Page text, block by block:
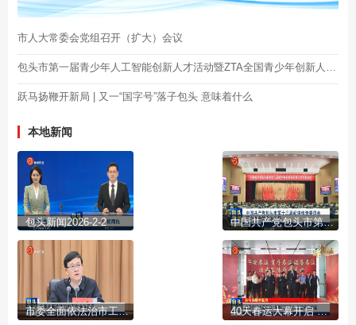
市人大常委会党组召开（扩大）会议
跃马扬鞭开新局 | 又一“国字号”落子包头 意味着什么
本地新闻
包头新闻2026-2-2 中国共产党包头市第十三届纪律检查委员会第六次全体会议公报
市委全面依法治市工作会议召开 40天春运大幕开启 多部门齐发力 护航平安旅途